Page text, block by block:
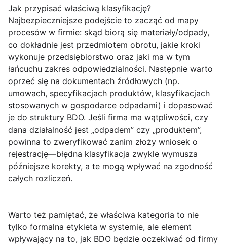
Jak przypisać właściwą klasyfikację?
Najbezpieczniejsze podejście to zacząć od mapy
procesów w firmie: skąd biorą się materiały/odpady,
co dokładnie jest przedmiotem obrotu, jakie kroki
wykonuje przedsiębiorstwo oraz jaki ma w tym
łańcuchu zakres odpowiedzialności. Następnie warto
oprzeć się na dokumentach źródłowych (np.
umowach, specyfikacjach produktów, klasyfikacjach
stosowanych w gospodarce odpadami) i dopasować
je do struktury BDO. Jeśli firma ma wątpliwości, czy
dana działalność jest „odpadem” czy „produktem”,
powinna to zweryfikować zanim złoży wniosek o
rejestrację—błędna klasyfikacja zwykle wymusza
późniejsze korekty, a te mogą wpływać na zgodność
całych rozliczeń.
Warto też pamiętać, że właściwa kategoria to nie
tylko formalna etykieta w systemie, ale element
wpływający na to, jak BDO będzie oczekiwać od firmy